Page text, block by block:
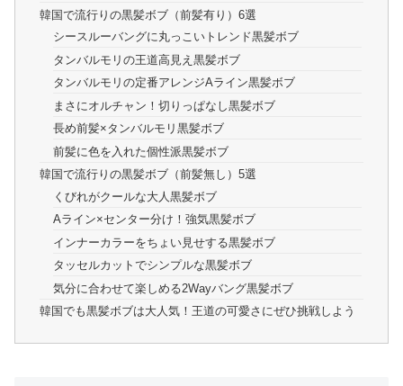
韓国で流行りの黒髪ボブ（前髪有り）6選
シースルーバングに丸っこいトレンド黒髪ボブ
タンバルモリの王道高見え黒髪ボブ
タンバルモリの定番アレンジAライン黒髪ボブ
まさにオルチャン！切りっぱなし黒髪ボブ
長め前髪×タンバルモリ黒髪ボブ
前髪に色を入れた個性派黒髪ボブ
韓国で流行りの黒髪ボブ（前髪無し）5選
くびれがクールな大人黒髪ボブ
Aライン×センター分け！強気黒髪ボブ
インナーカラーをちょい見せする黒髪ボブ
タッセルカットでシンプルな黒髪ボブ
気分に合わせて楽しめる2Wayバング黒髪ボブ
韓国でも黒髪ボブは大人気！王道の可愛さにぜひ挑戦しよう